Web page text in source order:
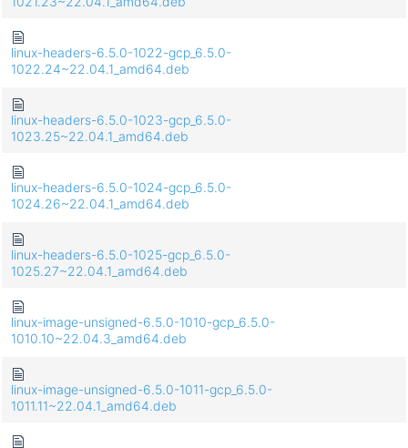
linux-headers-6.5.0-1022-gcp_6.5.0-
1022.24~22.04.1_amd64.deb
linux-headers-6.5.0-1023-gcp_6.5.0-
1023.25~22.04.1_amd64.deb
linux-headers-6.5.0-1024-gcp_6.5.0-
1024.26~22.04.1_amd64.deb
linux-headers-6.5.0-1025-gcp_6.5.0-
1025.27~22.04.1_amd64.deb
linux-image-unsigned-6.5.0-1010-gcp_6.5.0-
1010.10~22.04.3_amd64.deb
linux-image-unsigned-6.5.0-1011-gcp_6.5.0-
1011.11~22.04.1_amd64.deb